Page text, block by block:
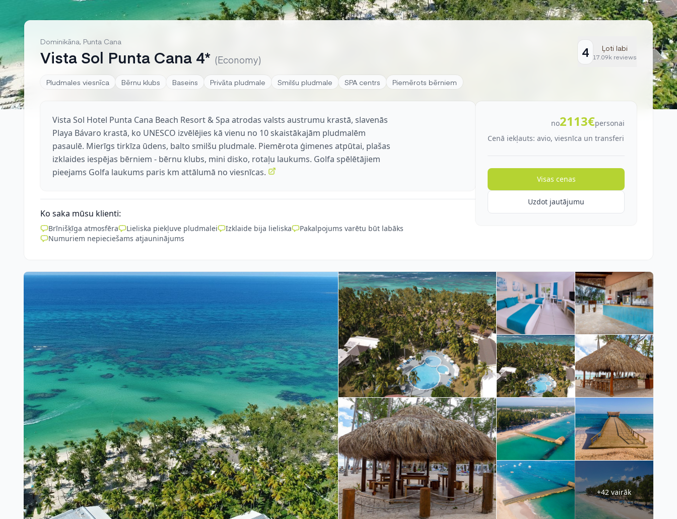
Dominikāna, Punta Cana
Vista Sol Punta Cana 4* (Economy) 4 Ļoti labi
17.09k reviews
Pludmales viesnīca Bērnu klubs Baseins Privāta pludmale Smilšu pludmale SPA centrs Piemērots bērniem
Vista Sol Hotel Punta Cana Beach Resort & Spa atrodas valsts austrumu krastā, slavenās
Playa Bávaro krastā, ko UNESCO izvēlējies kā vienu no 10 skaistākajām pludmalēm
pasaulē. Mierīgs tirkīza ūdens, balto smilšu pludmale. Piemērota ģimenes atpūtai, plašas
izklaides iespējas bērniem - bērnu klubs, mini disko, rotaļu laukums. Golfa spēlētājiem
pieejams Golfa laukums paris km attālumā no viesnīcas.
Ko saka mūsu klienti:
Brīnišķīga atmosfēra Lieliska piekļuve pludmalei Izklaide bija lieliska
Pakalpojums varētu būt labāks
Numuriem nepieciešams atjauninājums
no2113€personai
Cenā iekļauts: avio, viesnīca un transferi
Visas cenas
Uzdot jautājumu
+42 vairāk